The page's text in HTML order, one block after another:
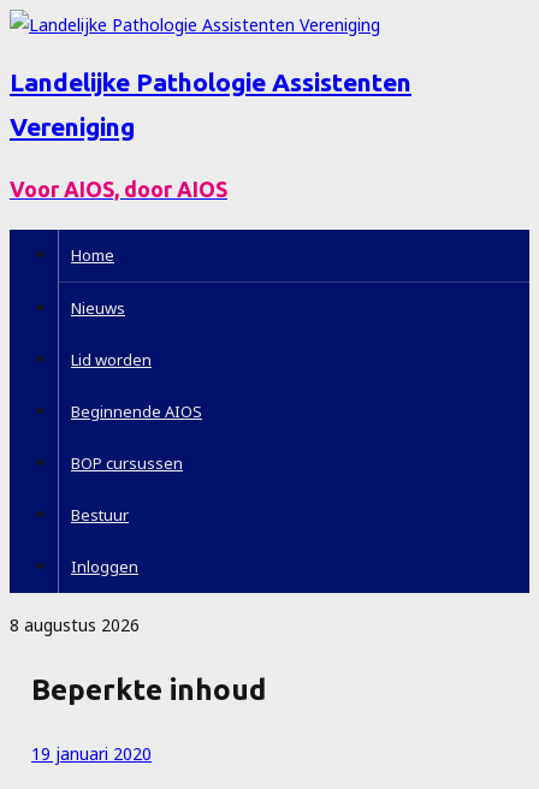
Landelijke Pathologie Assistenten
Vereniging
Voor AIOS, door AIOS
Home
Nieuws
Lid worden
Beginnende AIOS
BOP cursussen
Bestuur
Inloggen
8 augustus 2026
Beperkte inhoud
19 januari 2020